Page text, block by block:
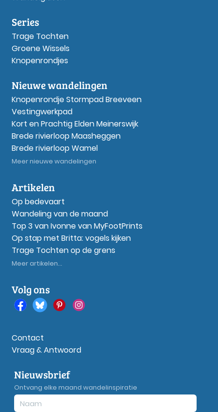
Series
Trage Tochten
Groene Wissels
Knopenrondjes
Nieuwe wandelingen
Knopenrondje Stormpad Breeveen
Vestingwerkpad
Kort en Prachtig Elden Meinerswijk
Brede rivierloop Maasheggen
Brede rivierloop Wamel
Meer nieuwe wandelingen
Artikelen
Op bedevaart
Wandeling van de maand
Top 3 van Ivonne van MyFootPrints
Op stap met Britta: vogels kijken
Trage Tochten op de grens
Meer artikelen...
Volg ons
Contact
Vraag & Antwoord
Nieuwsbrief
Ontvang elke maand wandelinspiratie